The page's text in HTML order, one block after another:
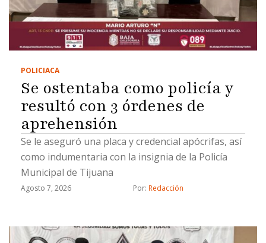
POLICIACA
Se ostentaba como policía y
resultó con 3 órdenes de
aprehensión
Se le aseguró una placa y credencial apócrifas, así
como indumentaria con la insignia de la Policía
Municipal de Tijuana
Agosto 7, 2026 Por: Redacción